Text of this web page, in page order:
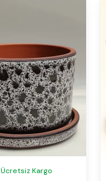
Ücretsiz Kargo